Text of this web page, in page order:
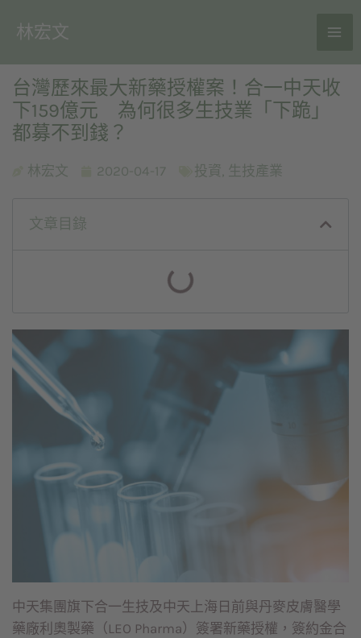
林宏文
台灣歷來最大新藥授權案！合一中天收
下159億元 為何很多生技業「下跪」
都募不到錢？
林宏文 2020-04-17 投資, 生技產業
文章目錄
中天集團旗下合一生技及中天上海日前與丹麥皮膚醫學
藥廠利奧製藥（LEO Pharma）簽署新藥授權，簽約金合